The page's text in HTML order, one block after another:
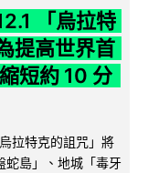
「烏拉特
提高世界首
短約 10 分
拉特克的詛咒」將
蛇島」、地城「毒牙